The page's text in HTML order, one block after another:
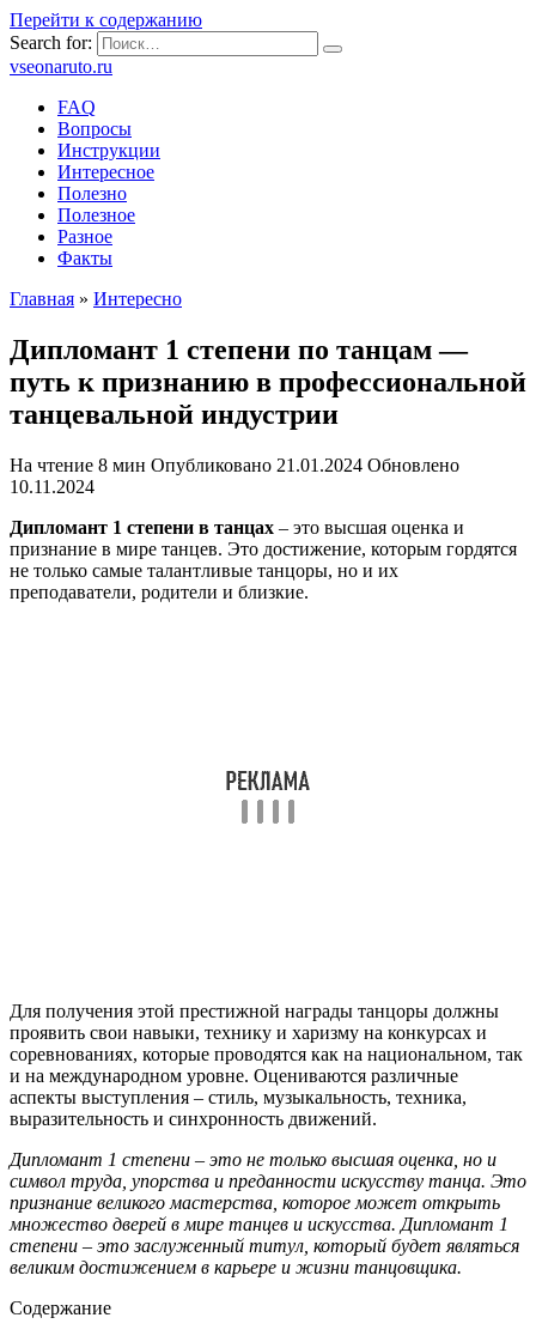
Перейти к содержанию
Search for:
vseonaruto.ru
FAQ
Вопросы
Инструкции
Интересное
Полезно
Полезное
Разное
Факты
Главная » Интересно
Дипломант 1 степени по танцам —
путь к признанию в профессиональной
танцевальной индустрии
На чтение 8 мин Опубликовано 21.01.2024 Обновлено
10.11.2024
Дипломант 1 степени в танцах – это высшая оценка и
признание в мире танцев. Это достижение, которым гордятся
не только самые талантливые танцоры, но и их
преподаватели, родители и близкие.
Для получения этой престижной награды танцоры должны
проявить свои навыки, технику и харизму на конкурсах и
соревнованиях, которые проводятся как на национальном, так
и на международном уровне. Оцениваются различные
аспекты выступления – стиль, музыкальность, техника,
выразительность и синхронность движений.
Дипломант 1 степени – это не только высшая оценка, но и
символ труда, упорства и преданности искусству танца. Это
признание великого мастерства, которое может открыть
множество дверей в мире танцев и искусства. Дипломант 1
степени – это заслуженный титул, который будет являться
великим достижением в карьере и жизни танцовщика.
Содержание